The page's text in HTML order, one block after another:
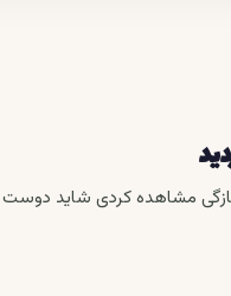
مشاهده کردی شاید